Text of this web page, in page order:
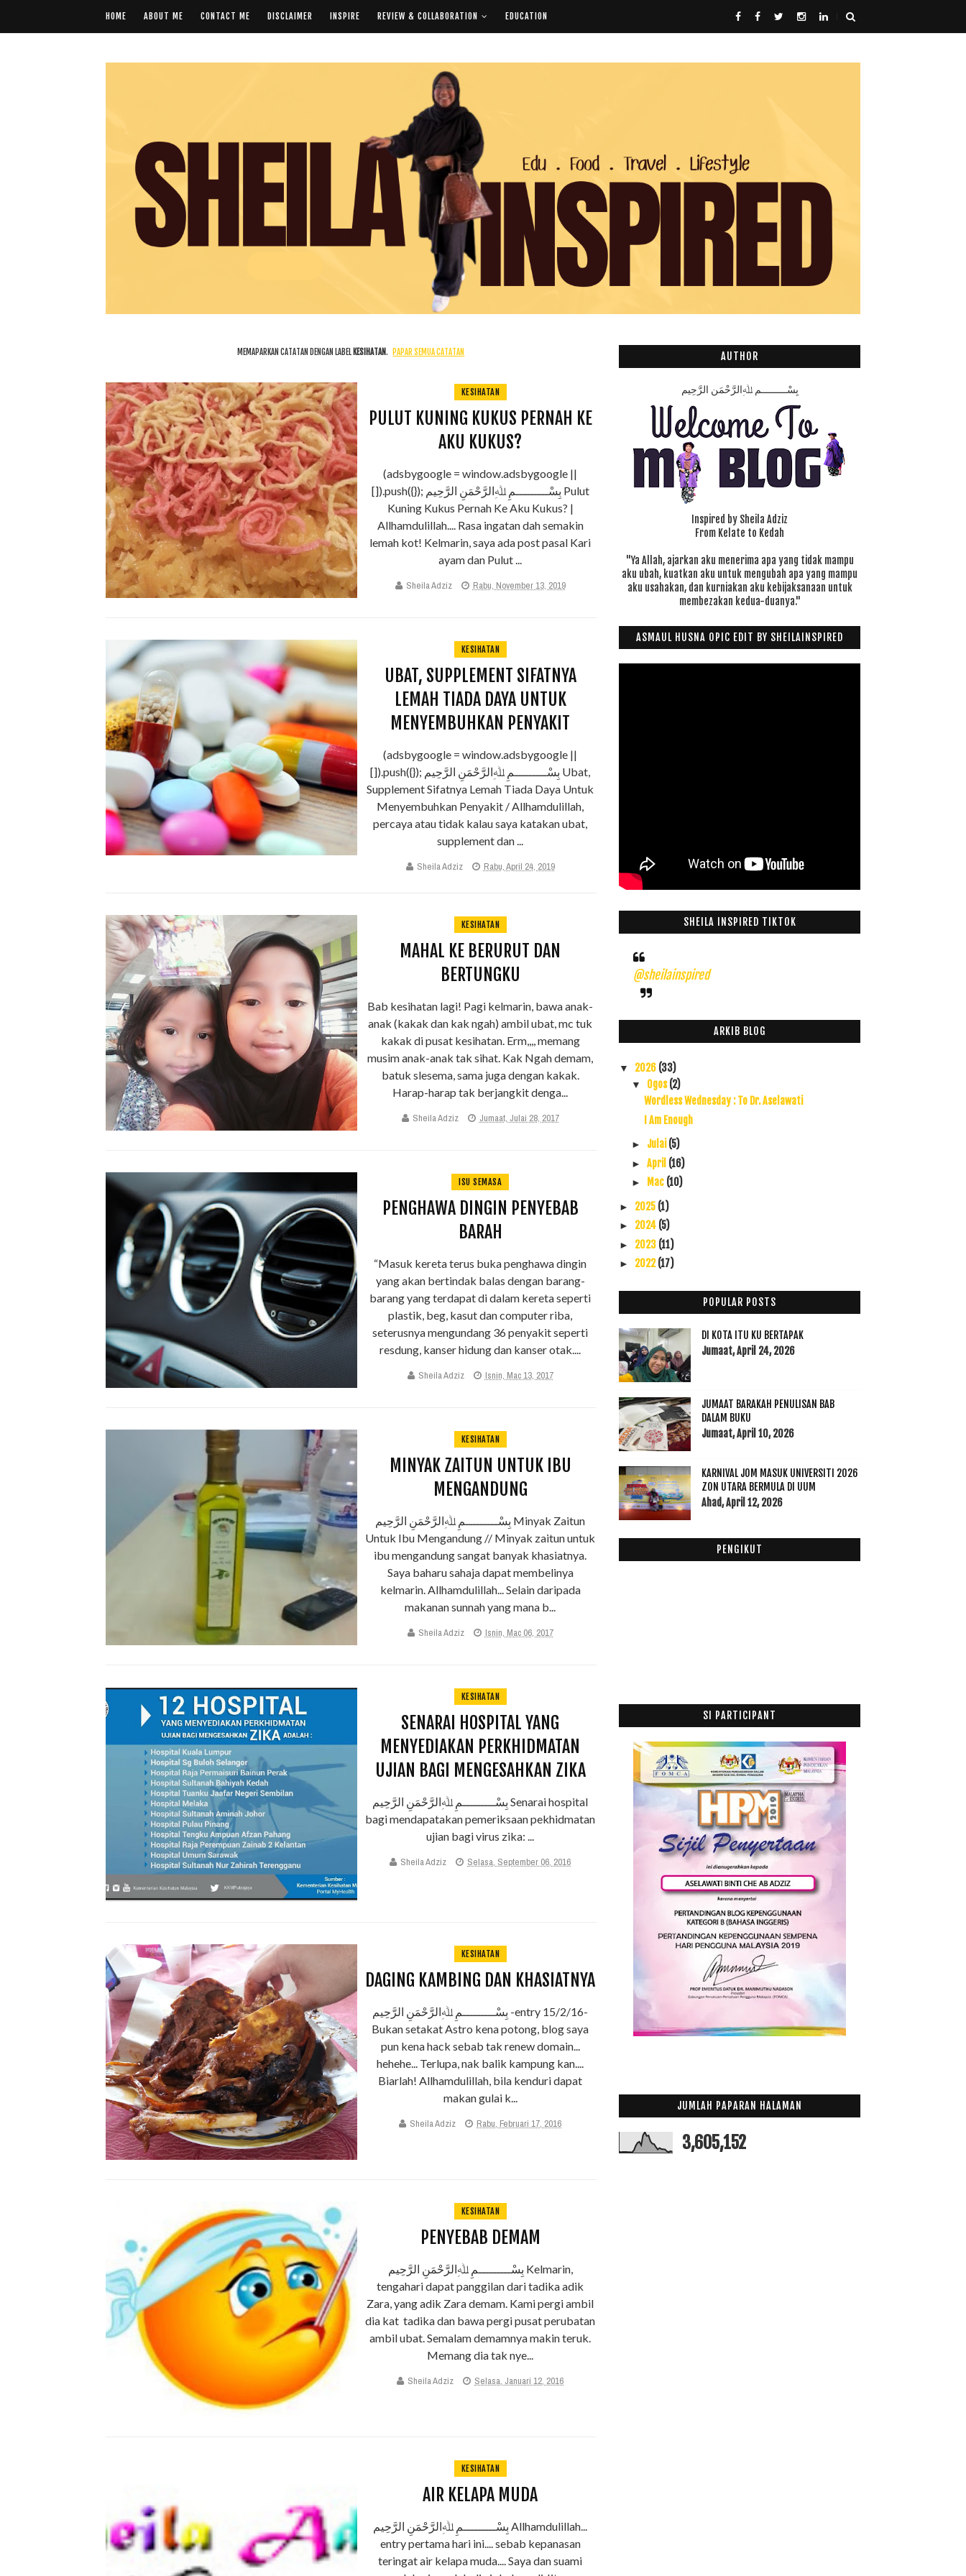
HOME ABOUT ME CONTACT ME DISCLAIMER INSPIRE REVIEW & COLLABORATION EDUCATION
MEMAPARKAN CATATAN DENGAN LABEL KESIHATAN. PAPAR SEMUA CATATAN
KESIHATAN
PULUT KUNING KUKUS PERNAH KE
AKU KUKUS?
(adsbygoogle = window.adsbygoogle ||
[]).push({}); بِسْـــــــــمِ ﷲِالرَّحْمَنِ الرَّحِيم Pulut
Kuning Kukus Pernah Ke Aku Kukus? |
Allhamdulillah.... Rasa ingatan dah semakin
lemah kot! Kelmarin, saya ada post pasal Kari
ayam dan Pulut ...
Sheila Adziz Rabu, November 13, 2019
KESIHATAN
UBAT, SUPPLEMENT SIFATNYA
LEMAH TIADA DAYA UNTUK
MENYEMBUHKAN PENYAKIT
(adsbygoogle = window.adsbygoogle ||
[]).push({}); بِسْـــــــــمِ ﷲِالرَّحْمَنِ الرَّحِيم Ubat,
Supplement Sifatnya Lemah Tiada Daya Untuk
Menyembuhkan Penyakit / Allhamdulillah,
percaya atau tidak kalau saya katakan ubat,
supplement dan ...
Sheila Adziz Rabu, April 24, 2019
KESIHATAN
MAHAL KE BERURUT DAN
BERTUNGKU
Bab kesihatan lagi! Pagi kelmarin, bawa anak-
anak (kakak dan kak ngah) ambil ubat, mc tuk
kakak di pusat kesihatan. Erm,,,, memang
musim anak-anak tak sihat. Kak Ngah demam,
batuk slesema, sama juga dengan kakak.
Harap-harap tak berjangkit denga...
Sheila Adziz Jumaat, Julai 28, 2017
ISU SEMASA
PENGHAWA DINGIN PENYEBAB
BARAH
“Masuk kereta terus buka penghawa dingin
yang akan bertindak balas dengan barang-
barang yang terdapat di dalam kereta seperti
plastik, beg, kasut dan computer riba,
seterusnya mengundang 36 penyakit seperti
resdung, kanser hidung dan kanser otak....
Sheila Adziz Isnin, Mac 13, 2017
KESIHATAN
MINYAK ZAITUN UNTUK IBU
MENGANDUNG
بِسْـــــــــمِ ﷲِالرَّحْمَنِ الرَّحِيم Minyak Zaitun
Untuk Ibu Mengandung // Minyak zaitun untuk
ibu mengandung sangat banyak khasiatnya.
Saya baharu sahaja dapat membelinya
kelmarin. Allhamdulillah... Selain daripada
makanan sunnah yang mana b...
Sheila Adziz Isnin, Mac 06, 2017
KESIHATAN
SENARAI HOSPITAL YANG
MENYEDIAKAN PERKHIDMATAN
UJIAN BAGI MENGESAHKAN ZIKA
بِسْـــــــــمِ ﷲِالرَّحْمَنِ الرَّحِيم Senarai hospital
bagi mendapatakan pemeriksaan pekhidmatan
ujian bagi virus zika: ...
Sheila Adziz Selasa, September 06, 2016
KESIHATAN
DAGING KAMBING DAN KHASIATNYA
بِسْـــــــــمِ ﷲِالرَّحْمَنِ الرَّحِيم -entry 15/2/16-
Bukan setakat Astro kena potong, blog saya
pun kena hack sebab tak renew domain...
hehehe... Terlupa, nak balik kampung kan....
Biarlah! Allhamdulillah, bila kenduri dapat
makan gulai k...
Sheila Adziz Rabu, Februari 17, 2016
KESIHATAN
PENYEBAB DEMAM
بِسْـــــــــمِ ﷲِالرَّحْمَنِ الرَّحِيم Kelmarin,
tengahari dapat panggilan dari tadika adik
Zara, yang adik Zara demam. Kami pergi ambil
dia kat tadika dan bawa pergi pusat perubatan
ambil ubat. Semalam demamnya makin teruk.
Memang dia tak nye...
Sheila Adziz Selasa, Januari 12, 2016
KESIHATAN
AIR KELAPA MUDA
بِسْـــــــــمِ ﷲِالرَّحْمَنِ الرَّحِيم Allhamdulillah...
entry pertama hari ini.... sebab kepanasan
teringat air kelapa muda.... Saya dan suami
AUTHOR
بِسْـــــــــمِ ﷲِالرَّحْمَنِ الرَّحِيم
Inspired by Sheila Adziz
From Kelate to Kedah
"Ya Allah, ajarkan aku menerima apa yang tidak mampu
aku ubah, kuatkan aku untuk mengubah apa yang mampu
aku usahakan, dan kurniakan aku kebijaksanaan untuk
membezakan kedua-duanya."
ASMAUL HUSNA OPIC EDIT BY SHEILAINSPIRED
SHEILA INSPIRED TIKTOK
@sheilainspired
ARKIB BLOG
▼ 2026 (33)
▼ Ogos(2)
Wordless Wednesday : To Dr. Aselawati
I Am Enough
► Julai(5)
► April (16)
► Mac (10)
► 2025 (1)
► 2024 (5)
► 2023 (11)
► 2022(17)
►2018 (195)
►2017(199)
►2016(174)
►2015(199)
► 2014(47)
►2013(53)
►2012(100)
►2011(63)
POPULAR POSTS
DI KOTA ITU KU BERTAPAK
Jumaat, April 24, 2026
JUMAAT BARAKAH PENULISAN BAB
DALAM BUKU
Jumaat, April 10, 2026
KARNIVAL JOM MASUK UNIVERSITI 2026
ZON UTARA BERMULA DI UUM
Ahad, April 12, 2026
PENGIKUT
SI PARTICIPANT
JUMLAH PAPARAN HALAMAN
3,605,152